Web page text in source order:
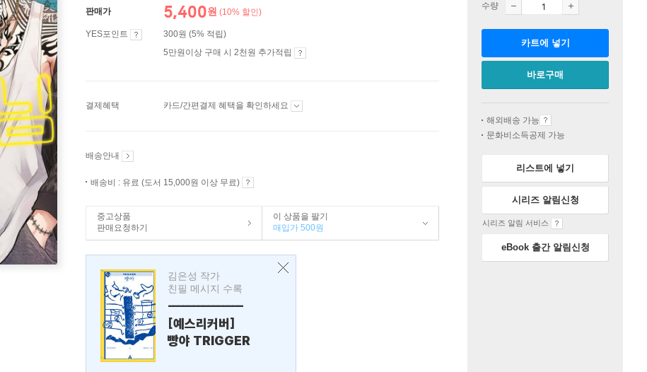
판매가 5,400원 (10% 할인)
YES포인트
300원 (5% 적립)
5만원이상 구매 시 2천원 추가적립
결제혜택 카드/간편결제 혜택을 확인하세요
배송안내
배송비 : 유료 (도서 15,000원 이상 무료)
중고상품
판매요청하기
이 상품을 팔기
매입가 500원
김은성 작가
친필 메시지 수록
---------------
[예스리커버]
빵야 TRIGGER
수량
카트에 넣기
바로구매
해외배송 가능
문화비소득공제 가능
리스트에 넣기
시리즈 알림신청
시리즈 알림 서비스
eBook 출간 알림신청